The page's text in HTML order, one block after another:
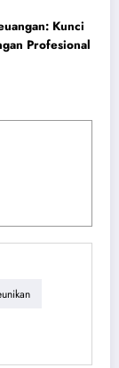
Kunci
Profesional